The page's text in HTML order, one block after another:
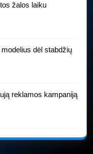
žalos laiku
modelius dėl stabdžių
reklamos kampaniją